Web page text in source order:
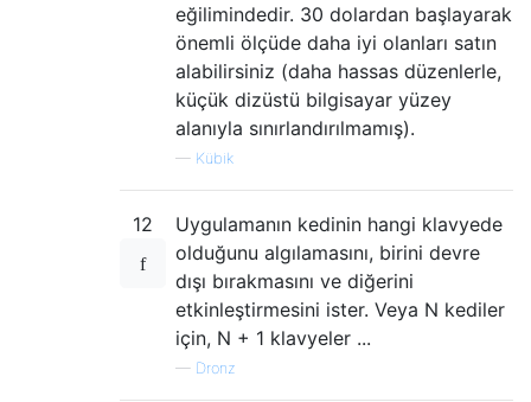
eğilimindedir. 30 dolardan başlayarak
önemli ölçüde daha iyi olanları satın
alabilirsiniz (daha hassas düzenlerle,
küçük dizüstü bilgisayar yüzey
alanıyla sınırlandırılmamış).
— Kübik
12
Uygulamanın kedinin hangi klavyede
olduğunu algılamasını, birini devre
dışı bırakmasını ve diğerini
etkinleştirmesini ister. Veya N kediler
için, N + 1 klavyeler ...
— Dronz